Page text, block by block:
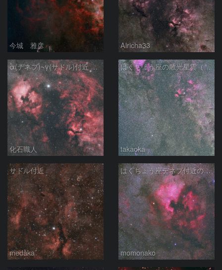
今城 雅彦 Alricha33
α(デネブ)~γ(サドル)付近 NGC7000 北アメリカ星雲 IC5067~5070 ペリカン星雲 はくちょう座
化石職人
はくちょう座の散光星雲（１００ｍｍ）
takaoka
サドル付近
medaka
はくちょう座デネブ付近の空域 260720
momonako